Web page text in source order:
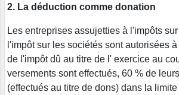
2. La déduction comme donation
Les entreprises assujetties à l'impôts
l'impôt sur les sociétés sont autorisées
de l'impôt dû au titre de l' exercice au
versements sont effectués, 60 % de
(effectués au titre de dons) dans la